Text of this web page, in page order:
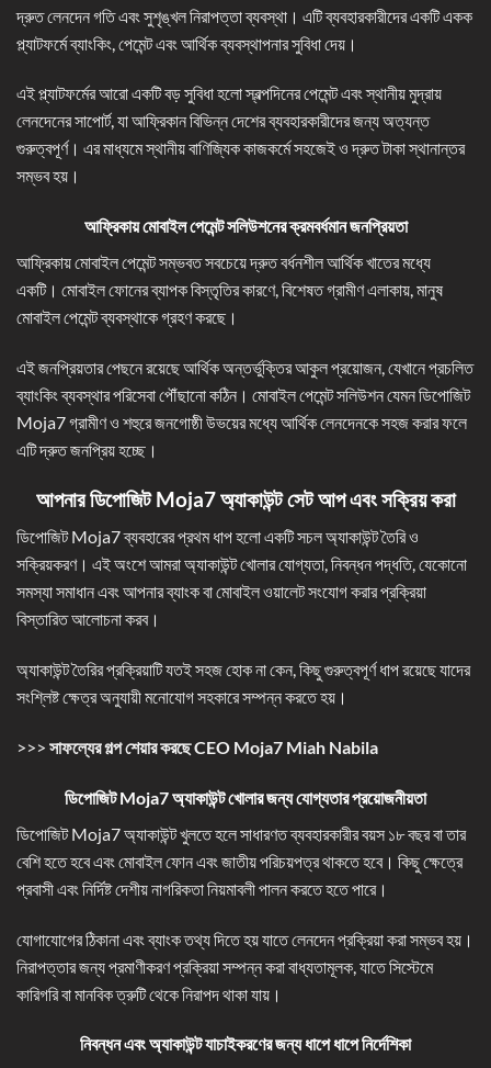
দ্রুত লেনদেন গতি এবং সুশৃঙ্খল নিরাপত্তা ব্যবস্থা। এটি ব্যবহারকারীদের একটি একক
প্ল্যাটফর্মে ব্যাংকিং, পেমেন্ট এবং আর্থিক ব্যবস্থাপনার সুবিধা দেয়।
এই প্ল্যাটফর্মের আরো একটি বড় সুবিধা হলো স্বল্পদিনের পেমেন্ট এবং স্থানীয় মুদ্রায়
লেনদেনের সাপোর্ট, যা আফ্রিকান বিভিন্ন দেশের ব্যবহারকারীদের জন্য অত্যন্ত
গুরুত্বপূর্ণ। এর মাধ্যমে স্থানীয় বাণিজ্যিক কাজকর্মে সহজেই ও দ্রুত টাকা স্থানান্তর
সম্ভব হয়।
আফ্রিকায় মোবাইল পেমেন্ট সলিউশনের ক্রমবর্ধমান জনপ্রিয়তা
আফ্রিকায় মোবাইল পেমেন্ট সম্ভবত সবচেয়ে দ্রুত বর্ধনশীল আর্থিক খাতের মধ্যে
একটি। মোবাইল ফোনের ব্যাপক বিস্তৃতির কারণে, বিশেষত গ্রামীণ এলাকায়, মানুষ
মোবাইল পেমেন্ট ব্যবস্থাকে গ্রহণ করছে।
এই জনপ্রিয়তার পেছনে রয়েছে আর্থিক অন্তর্ভুক্তির আকুল প্রয়োজন, যেখানে প্রচলিত
ব্যাংকিং ব্যবস্থার পরিসেবা পৌঁছানো কঠিন। মোবাইল পেমেন্ট সলিউশন যেমন ডিপোজিট
Moja7 গ্রামীণ ও শহুরে জনগোষ্ঠী উভয়ের মধ্যে আর্থিক লেনদেনকে সহজ করার ফলে
এটি দ্রুত জনপ্রিয় হচ্ছে।
আপনার ডিপোজিট Moja7অ্যাকাউন্ট সেট আপ এবং সক্রিয় করা
ডিপোজিট Moja7 ব্যবহারের প্রথম ধাপ হলো একটি সচল অ্যাকাউন্ট তৈরি ও
সক্রিয়করণ। এই অংশে আমরা অ্যাকাউন্ট খোলার যোগ্যতা, নিবন্ধন পদ্ধতি, যেকোনো
সমস্যা সমাধান এবং আপনার ব্যাংক বা মোবাইল ওয়ালেট সংযোগ করার প্রক্রিয়া
বিস্তারিত আলোচনা করব।
অ্যাকাউন্ট তৈরির প্রক্রিয়াটি যতই সহজ হোক না কেন, কিছু গুরুত্বপূর্ণ ধাপ রয়েছে যাদের
সংশ্লিষ্ট ক্ষেত্র অনুযায়ী মনোযোগ সহকারে সম্পন্ন করতে হয়।
>>> সাফল্যের গল্প শেয়ার করছে CEO Moja7 Miah Nabila
ডিপোজিট Moja7অ্যাকাউন্ট খোলার জন্য যোগ্যতার প্রয়োজনীয়তা
ডিপোজিট Moja7 অ্যাকাউন্ট খুলতে হলে সাধারণত ব্যবহারকারীর বয়স ১৮ বছর বা তার
বেশি হতে হবে এবং মোবাইল ফোন এবং জাতীয় পরিচয়পত্র থাকতে হবে। কিছু ক্ষেত্রে
প্রবাসী এবং নির্দিষ্ট দেশীয় নাগরিকতা নিয়মাবলী পালন করতে হতে পারে।
যোগাযোগের ঠিকানা এবং ব্যাংক তথ্য দিতে হয় যাতে লেনদেন প্রক্রিয়া করা সম্ভব হয়।
নিরাপত্তার জন্য প্রমাণীকরণ প্রক্রিয়া সম্পন্ন করা বাধ্যতামূলক, যাতে সিস্টেমে
কারিগরি বা মানবিক ত্রুটি থেকে নিরাপদ থাকা যায়।
নিবন্ধন এবং অ্যাকাউন্ট যাচাইকরণের জন্য ধাপে ধাপে নির্দেশিকা